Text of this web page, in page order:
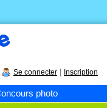
photo
Se connecter Inscription